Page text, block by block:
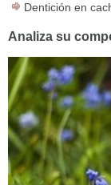
Dentición en
Analiza su